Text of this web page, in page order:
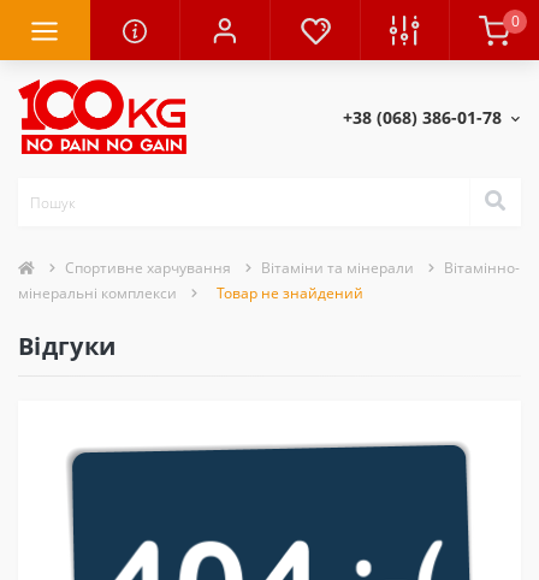
0
+38 (068) 386-01-78
Спортивне харчування Вітаміни та мінерали
Вітамінно-
мінеральні комплекси
Товар не знайдений
Відгуки